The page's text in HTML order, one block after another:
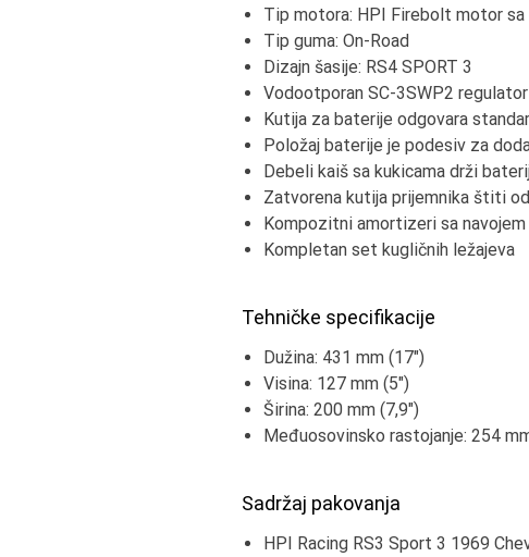
Tip motora: HPI Firebolt motor
Tip guma: On-Road
Dizajn šasije: RS4 SPORT 3
Vodootporan SC-3SWP2
Kutija za baterije odgovara
Položaj baterije je podesiv za
Debeli kaiš sa kukicama drži
Zatvorena kutija prijemnika štiti
Kompozitni amortizeri sa navojem
Kompletan set kugličnih ležajeva
Tehničke specifikacije
Dužina: 431 mm (17")
Visina: 127 mm (5")
Širina: 200 mm (7,9")
Međuosovinsko rastojanje: 254
Sadržaj pakovanja
HPI Racing RS3 Sport 3 1969